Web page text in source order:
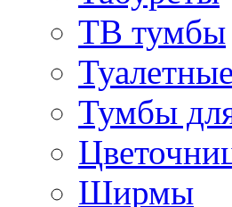
ТВ тумбы
Тумбы
Ширмы